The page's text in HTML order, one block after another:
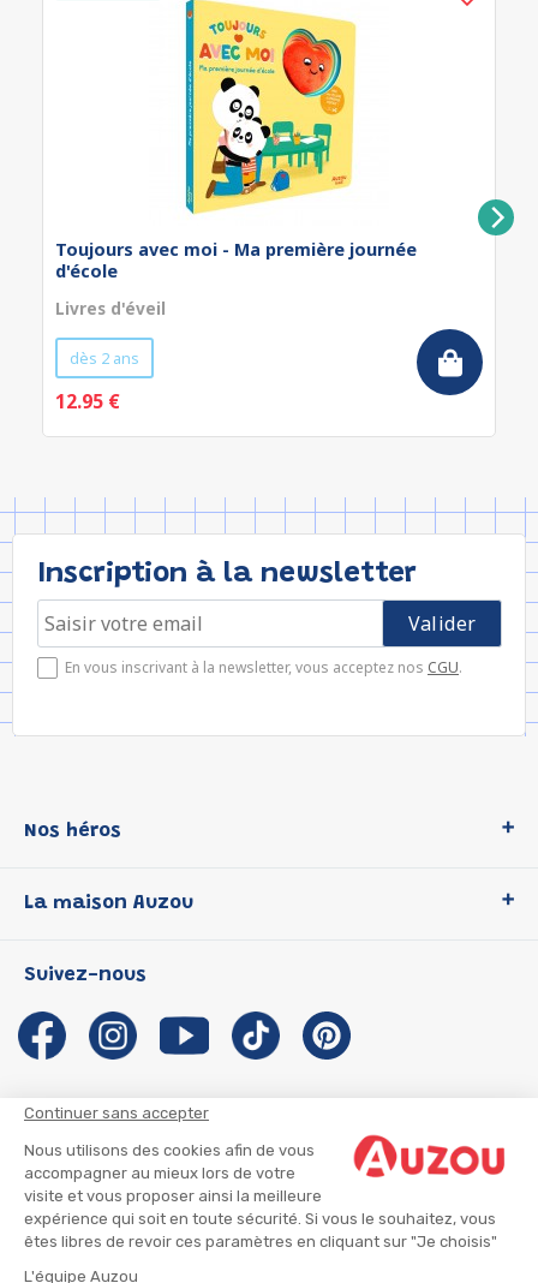
Continuer sans accepter
Nous utilisons des cookies afin de vous
accompagner au mieux lors de votre
visite et vous proposer ainsi la meilleure
expérience qui soit en toute sécurité. Si vous le souhaitez, vous
êtes libres de revoir ces paramètres en cliquant sur "Je choisis"
L'équipe Auzou
Toujours avec moi - Ma première journée
d'école
Livres d'éveil
dès 2 ans
12.95 €
Inscription à la newsletter
En vous inscrivant à la newsletter, vous acceptez nos CGU.
Nos héros
P'tit Loup
Les Influenceuses
Migali
Petite Taupe
La maison Auzou
Notre histoire
Auzou s'engage
Auteurs et illustrateurs Auzou
Suivre mon colis
Infos consommateur
Suivez-nous
CGU
CGV
Mentions légales